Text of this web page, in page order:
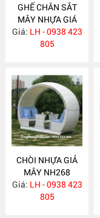
GHẾ CHÂN SẮT
MÂY NHỰA GIÁ
RẺ NH273
Giá: LH - 0938 423
805
CHÒI NHỰA GIẢ
MÂY NH268
Giá: LH - 0938 423
805